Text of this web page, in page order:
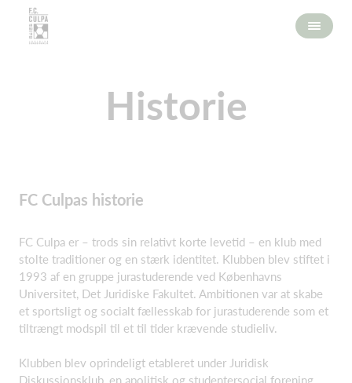
Historie
FC Culpas historie
FC Culpa er – trods sin relativt korte levetid – en klub med
stolte traditioner og en stærk identitet. Klubben blev stiftet i
1993 af en gruppe jurastuderende ved Københavns
Universitet, Det Juridiske Fakultet. Ambitionen var at skabe
et sportsligt og socialt fællesskab for jurastuderende som et
tiltrængt modspil til et til tider krævende studieliv.
Klubben blev oprindeligt etableret under Juridisk
Diskussionsklub, en apolitisk og studentersocial forening